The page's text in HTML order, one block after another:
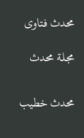
محدث فتاوى
مجلة محدث
محدث خطيب